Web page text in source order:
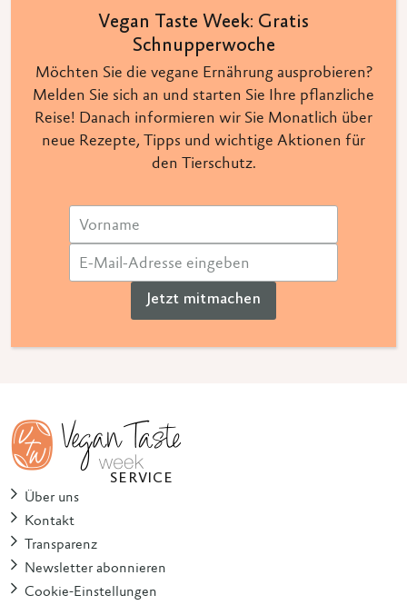
Vegan Taste Week: Gratis
Schnupperwoche
Möchten Sie die vegane Ernährung ausprobieren?
Melden Sie sich an und starten Sie Ihre pflanzliche
Reise! Danach informieren wir Sie Monatlich über
neue Rezepte, Tipps und wichtige Aktionen für
den Tierschutz.
Jetzt mitmachen
SERVICE
Über uns
Kontakt
Transparenz
Newsletter abonnieren
Cookie-Einstellungen